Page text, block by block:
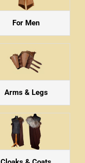
For Men
Arms & Legs